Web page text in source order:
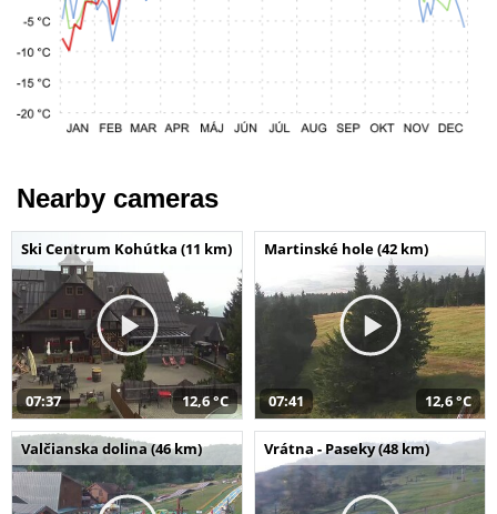
Nearby cameras
Ski Centrum Kohútka (11 km)
07:37 12,6 °C
Martinské hole (42 km)
07:41 12,6 °C
Valčianska dolina (46 km) Vrátna - Paseky (48 km)